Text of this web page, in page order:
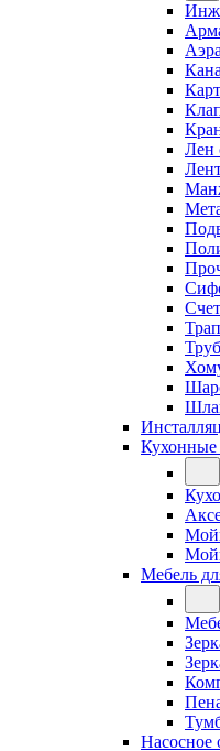
Лен
Мебель
Насосное